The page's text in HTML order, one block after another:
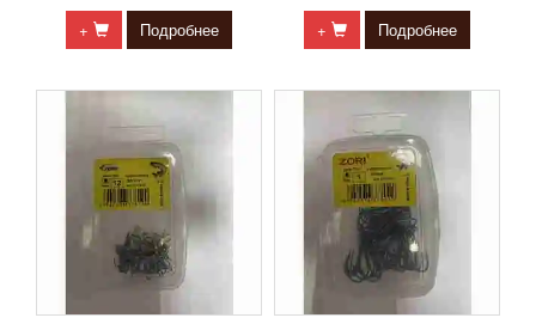
+ Подробнее + Подробнее